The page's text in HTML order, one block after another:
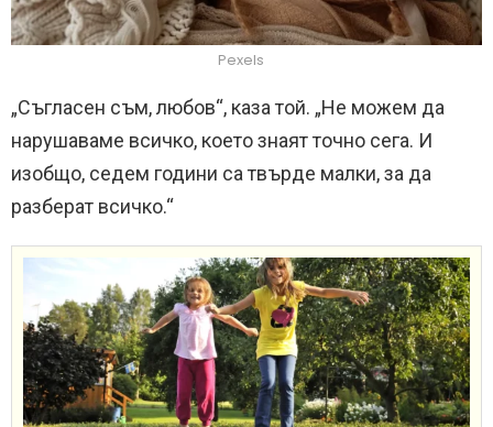
Pexels
„Съгласен съм, любов“, каза той. „Не можем да
нарушаваме всичко, което знаят точно сега. И
изобщо, седем години са твърде малки, за да
разберат всичко.“